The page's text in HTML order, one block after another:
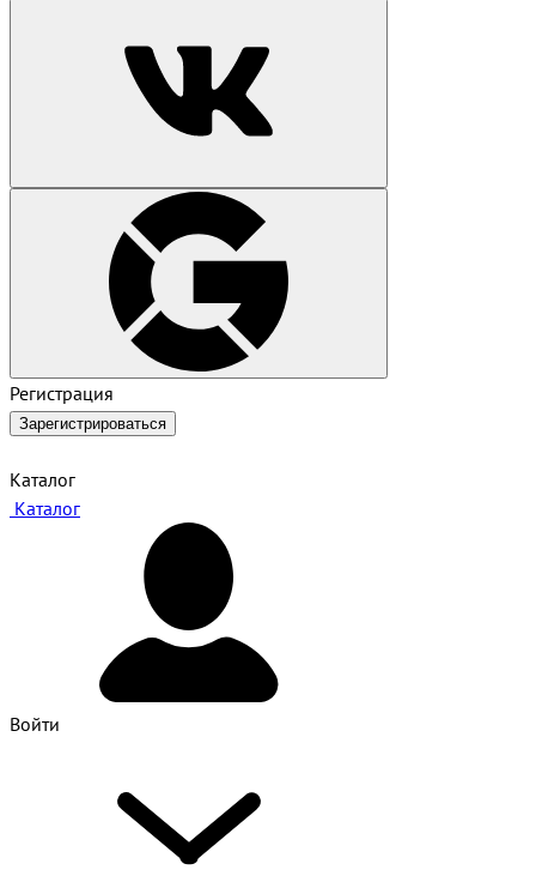
Регистрация
Зарегистрироваться
Каталог
Каталог
Войти